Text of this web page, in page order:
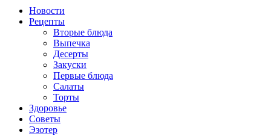
Новости
Рецепты
Вторые блюда
Выпечка
Десерты
Закуски
Первые блюда
Салаты
Торты
Здоровье
Советы
Эзотер